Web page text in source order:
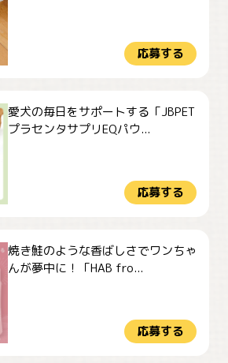
応募する
愛犬の毎日をサポートする「JBPET
プラセンタサプリEQパウ...
応募する
焼き鮭のような香ばしさでワンちゃ
んが夢中に！「HAB fro...
応募する